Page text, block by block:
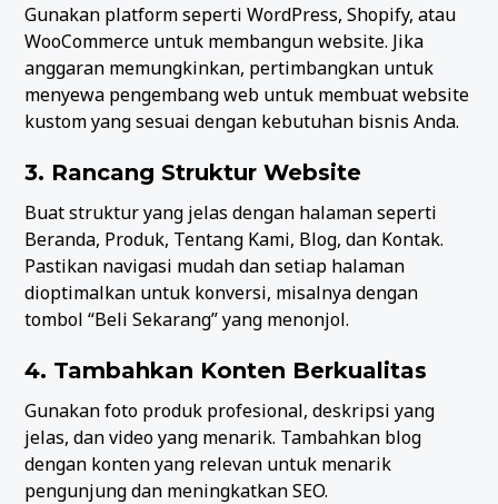
Gunakan platform seperti WordPress, Shopify, atau
WooCommerce untuk membangun website. Jika
anggaran memungkinkan, pertimbangkan untuk
menyewa pengembang web untuk membuat website
kustom yang sesuai dengan kebutuhan bisnis Anda.
3. Rancang Struktur Website
Buat struktur yang jelas dengan halaman seperti
Beranda, Produk, Tentang Kami, Blog, dan Kontak.
Pastikan navigasi mudah dan setiap halaman
dioptimalkan untuk konversi, misalnya dengan
tombol “Beli Sekarang” yang menonjol.
4. Tambahkan Konten Berkualitas
Gunakan foto produk profesional, deskripsi yang
jelas, dan video yang menarik. Tambahkan blog
dengan konten yang relevan untuk menarik
pengunjung dan meningkatkan SEO.